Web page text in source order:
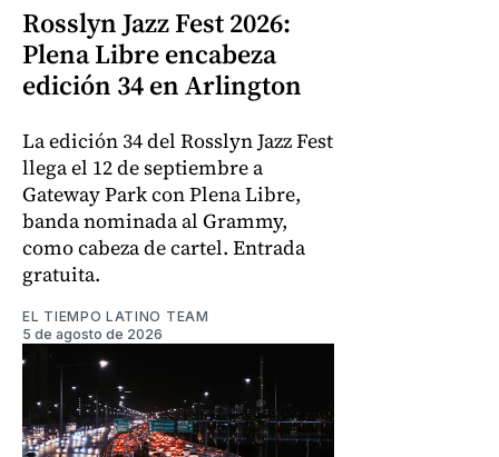
Rosslyn Jazz Fest 2026:
Plena Libre encabeza
edición 34 en Arlington
La edición 34 del Rosslyn Jazz Fest
llega el 12 de septiembre a
Gateway Park con Plena Libre,
banda nominada al Grammy,
como cabeza de cartel. Entrada
gratuita.
EL TIEMPO LATINO TEAM
5 de agosto de 2026